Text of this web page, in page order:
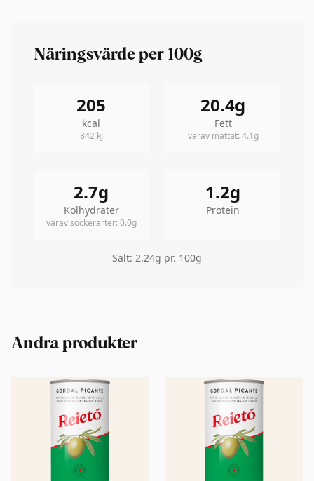
Näringsvärde per 100g
205
kcal
842 kJ
20.4g
Fett
varav mättat: 4.1g
2.7g
Kolhydrater
varav sockerarter: 0.0g
1.2g
Protein
Salt: 2.24g pr. 100g
Andra produkter